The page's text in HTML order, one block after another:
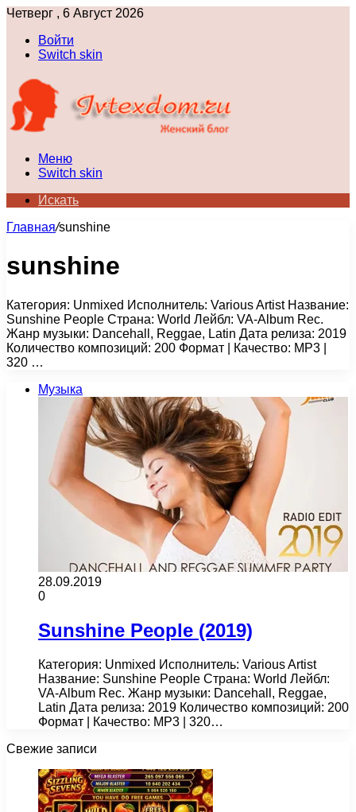
Четверг , 6 Август 2026
Войти
Switch skin
Меню
Switch skin
Искать
Главная/sunshine
sunshine
Категория: Unmixed Исполнитель: Various Artist Название:
Sunshine People Страна: World Лейбл: VA-Album Rec.
Жанр музыки: Dancehall, Reggae, Latin Дата релиза: 2019
Количество композиций: 200 Формат | Качество: MP3 |
320 …
Музыка
28.09.2019
0
Sunshine People (2019)
Категория: Unmixed Исполнитель: Various Artist
Название: Sunshine People Страна: World Лейбл:
VA-Album Rec. Жанр музыки: Dancehall, Reggae,
Latin Дата релиза: 2019 Количество композиций: 200
Формат | Качество: MP3 | 320…
Свежие записи